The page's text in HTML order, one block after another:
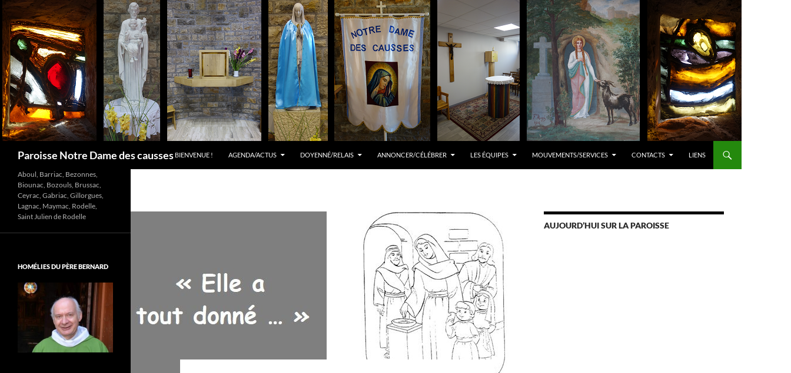
Aller
au
contenu
Paroisse Notre Dame des causses BIENVENUE ! AGENDA/ACTUS DOYENNÉ/RELAIS ANNONCER/CÉLÉBRER LES ÉQUIPES MOUVEMENTS/SERVICES CONTACTS LIENS
AUJOURD’HUI SUR LA PAROISSE
Aboul, Barriac, Bezonnes,
Biounac, Bozouls, Brussac,
Ceyrac, Gabriac, Gillorgues,
Lagnac, Maymac, Rodelle,
Saint Julien de Rodelle
HOMÉLIES DU PÈRE BERNARD